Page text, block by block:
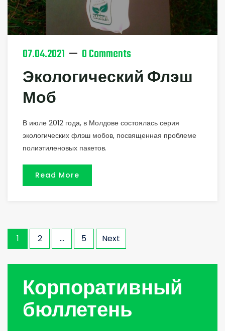
07.04.2021 0 Comments
Экологический Флэш
Моб
В июле 2012 года, в Молдове состоялась серия
экологических флэш мобов, посвященная проблеме
полиэтиленовых пакетов.
Read More
Posts
navigation
1 2 … 5 Next
Корпоративный
бюллетень